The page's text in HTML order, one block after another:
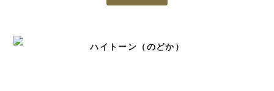
ハイトーン（のどか）